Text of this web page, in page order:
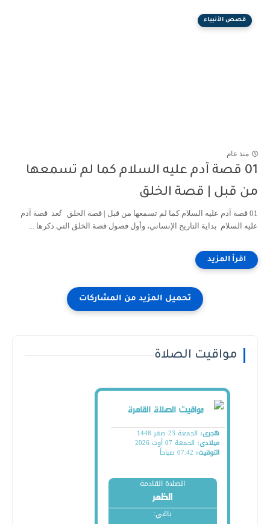
قصص الأنبياء
منذ عام
01 قصة آدم عليه السلام كما لم تسمعها
من قبل | قصة الخلق
01 قصة آدم عليه السلام كما لم تسمعها من قبل | قصة الخلق تُعد قصة آدم
عليه السلام بداية التاريخ الإنساني، وأول فصول قصة الخلق التي ذكرها ...
مواقيت الصلاة